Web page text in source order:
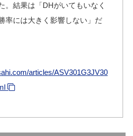
。結果は「DHがいてもいなく
率には大きく影響しない」だ
articles/ASV301G3JV30